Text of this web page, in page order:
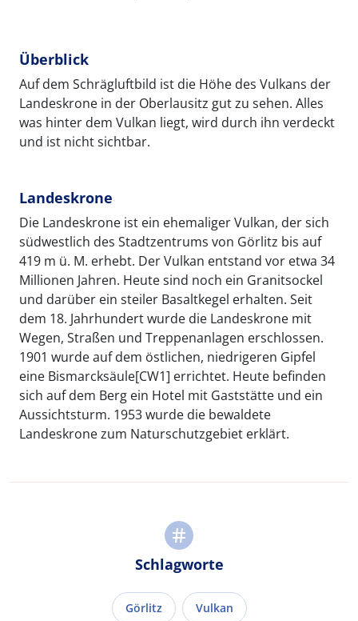
Überblick
Auf dem Schrägluftbild ist die Höhe des Vulkans der
Landeskrone in der Oberlausitz gut zu sehen. Alles
was hinter dem Vulkan liegt, wird durch ihn verdeckt
und ist nicht sichtbar.
Landeskrone
Die Landeskrone ist ein ehemaliger Vulkan, der sich
südwestlich des Stadtzentrums von Görlitz bis auf
419 m ü. M. erhebt. Der Vulkan entstand vor etwa 34
Millionen Jahren. Heute sind noch ein Granitsockel
und darüber ein steiler Basaltkegel erhalten. Seit
dem 18. Jahrhundert wurde die Landeskrone mit
Wegen, Straßen und Treppenanlagen erschlossen.
1901 wurde auf dem östlichen, niedrigeren Gipfel
eine Bismarcksäule[CW1] errichtet. Heute befinden
sich auf dem Berg ein Hotel mit Gaststätte und ein
Aussichtsturm. 1953 wurde die bewaldete
Landeskrone zum Naturschutzgebiet erklärt.
Schlagworte
Görlitz Vulkan